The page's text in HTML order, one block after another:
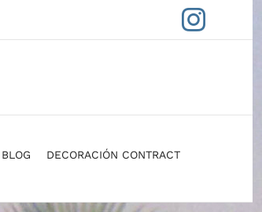
BLOG DECORACIÓN CONTRACT